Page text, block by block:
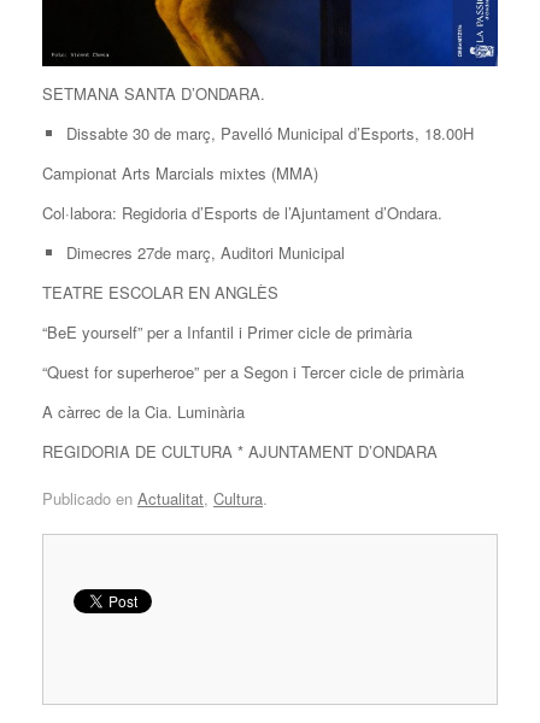
SETMANA SANTA D’ONDARA.
Dissabte 30 de març, Pavelló Municipal d’Esports, 18.00H
Campionat Arts Marcials mixtes (MMA)
Col·labora: Regidoria d’Esports de l’Ajuntament d’Ondara.
Dimecres 27de març, Auditori Municipal
TEATRE ESCOLAR EN ANGLÈS
“BeE yourself” per a Infantil i Primer cicle de primària
“Quest for superheroe” per a Segon i Tercer cicle de primària
A càrrec de la Cia. Luminària
REGIDORIA DE CULTURA * AJUNTAMENT D’ONDARA
Publicado en Actualitat, Cultura.